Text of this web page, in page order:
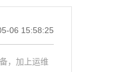
06 15:58:25
，加上运维